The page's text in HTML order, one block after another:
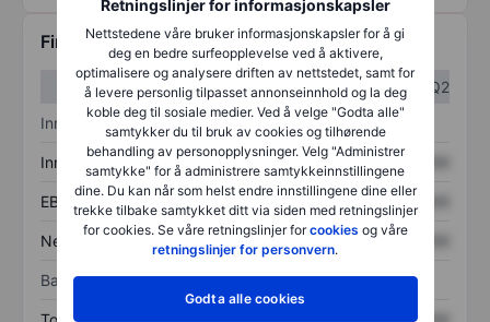
Retningslinjer for informasjonskapsler
Nettstedene våre bruker informasjonskapsler for å gi
deg en bedre surfeopplevelse ved å aktivere,
optimalisere og analysere driften av nettstedet, samt for
å levere personlig tilpasset annonseinnhold og la deg
koble deg til sosiale medier. Ved å velge "Godta alle"
samtykker du til bruk av cookies og tilhørende
behandling av personopplysninger. Velg "Administrer
samtykke" for å administrere samtykkeinnstillingene
dine. Du kan når som helst endre innstillingene dine eller
trekke tilbake samtykket ditt via siden med retningslinjer
for cookies. Se våre retningslinjer forcookies og våre
retningslinjer for personvern.
Godta alle cookies
Finansiell informasjon
Q1
Q2
Inntektsoversikt
Inntekter XXXXXXX XXXXXXX
EBITDA XXXXXXX XXXXXXX
Nettoinntekt XXXXXXX XXXXXXX
Balanse